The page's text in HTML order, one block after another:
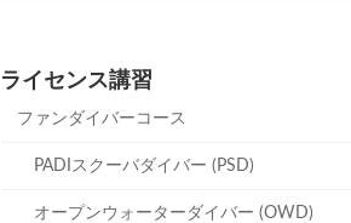
ライセンス講習
ファンダイバーコース
PADIスクーバダイバー (PSD)
オープンウォーターダイバー (OWD)